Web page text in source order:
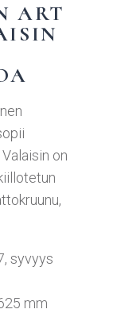
ART
on
syvyys
mm